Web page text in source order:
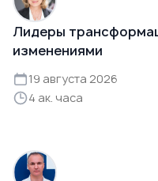
Лидеры
изменениями
19 августа 2026
4 ак. часа